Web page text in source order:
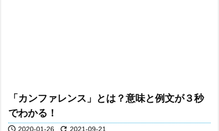
「カンファレンス」とは？意味と例文が３秒
でわかる！
 2020-01-26  2021-09-21